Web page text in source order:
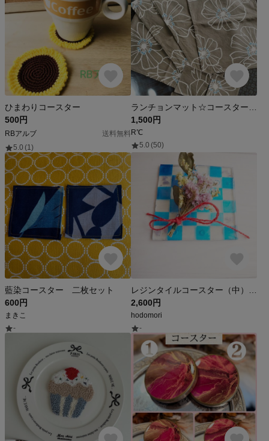
ひまわりコースター
500円
RBアルブ
送料無料
5.0 (1)
1,500円
R℃
5.0 (50)
藍染コースター 二枚セット
600円
まきこ
-
2,600円
hodomori
-